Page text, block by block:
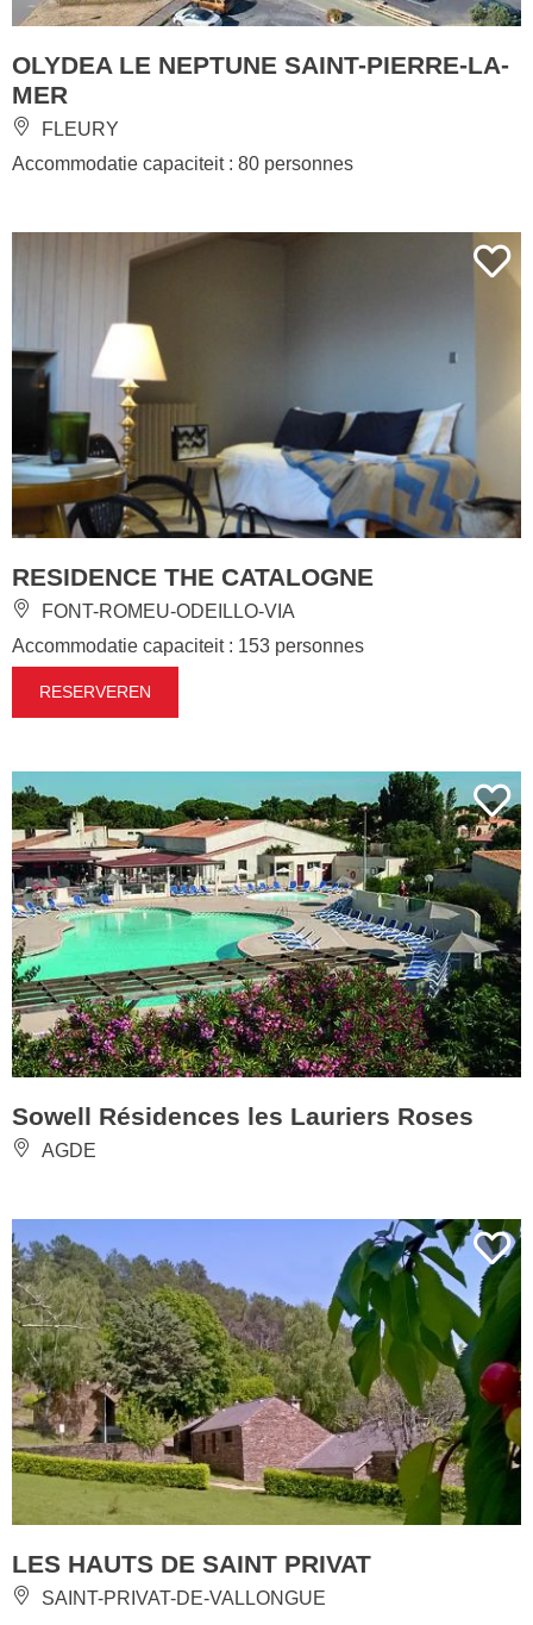
OLYDEA LE NEPTUNE SAINT-PIERRE-LA-
MER
FLEURY
Accommodatie capaciteit : 80 personnes
RESIDENCE THE CATALOGNE
FONT-ROMEU-ODEILLO-VIA
Accommodatie capaciteit : 153 personnes
RESERVEREN
Sowell Résidences les Lauriers Roses
AGDE
LES HAUTS DE SAINT PRIVAT
SAINT-PRIVAT-DE-VALLONGUE